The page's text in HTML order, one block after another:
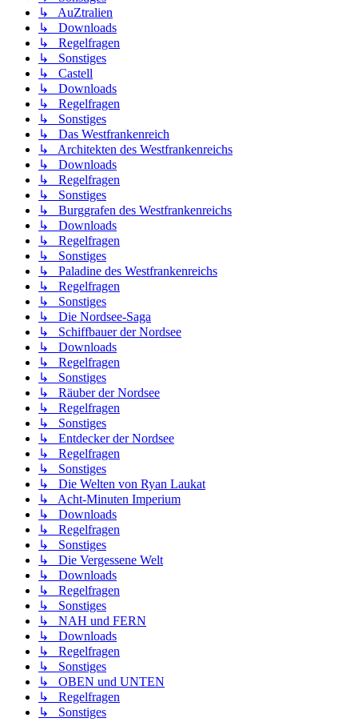
↳ AuZtralien
↳ Downloads
↳ Regelfragen
↳ Sonstiges
↳ Castell
↳ Downloads
↳ Regelfragen
↳ Sonstiges
↳ Das Westfrankenreich
↳ Architekten des Westfrankenreichs
↳ Downloads
↳ Regelfragen
↳ Sonstiges
↳ Burggrafen des Westfrankenreichs
↳ Downloads
↳ Regelfragen
↳ Sonstiges
↳ Paladine des Westfrankenreichs
↳ Regelfragen
↳ Sonstiges
↳ Die Nordsee-Saga
↳ Schiffbauer der Nordsee
↳ Downloads
↳ Regelfragen
↳ Sonstiges
↳ Räuber der Nordsee
↳ Regelfragen
↳ Sonstiges
↳ Entdecker der Nordsee
↳ Regelfragen
↳ Sonstiges
↳ Die Welten von Ryan Laukat
↳ Acht-Minuten Imperium
↳ Downloads
↳ Regelfragen
↳ Sonstiges
↳ Die Vergessene Welt
↳ Downloads
↳ Regelfragen
↳ Sonstiges
↳ NAH und FERN
↳ Downloads
↳ Regelfragen
↳ Sonstiges
↳ OBEN und UNTEN
↳ Regelfragen
↳ Sonstiges